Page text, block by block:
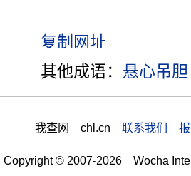
其他成语： 悬心吊胆
我查网 chl.cn 联系我们
Copyright © 2007-2026 Wocha